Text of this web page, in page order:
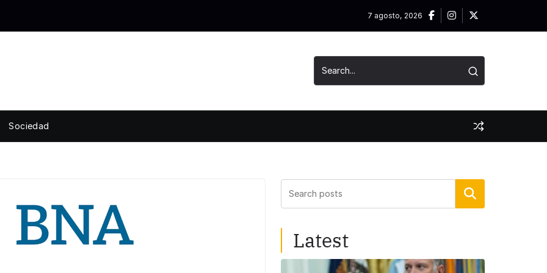
7 agosto, 2026
Sociedad
Buscar
Latest